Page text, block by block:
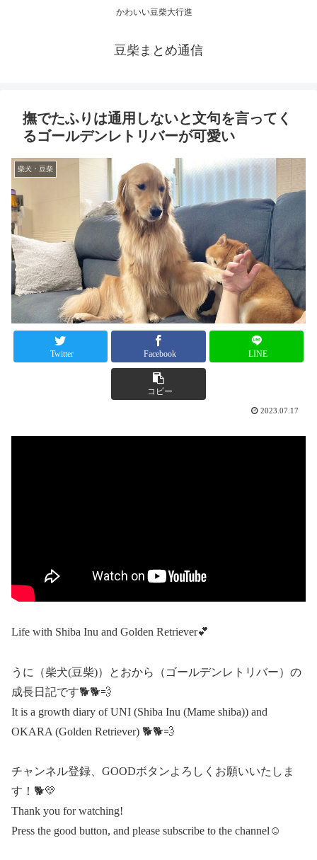
かわいい豆柴大行進
豆柴まとめ通信
撫でたふりは通用しないと文句を言ってく
るゴールデンレトリバーが可愛い
柴犬・豆柴
Twitter Facebook LINE
コピー
2023.07.17
Life with Shiba Inu and Golden Retriever💕
うに（柴犬(豆柴)）とおから（ゴールデンレトリバー）の
成長日記です🐕🐕💨
It is a growth diary of UNI (Shiba Inu (Mame shiba)) and
OKARA (Golden Retriever) 🐕🐕💨
チャンネル登録、GOODボタンよろしくお願いいたしま
す！🐕💛
Thank you for watching!
Press the good button, and please subscribe to the channel☺